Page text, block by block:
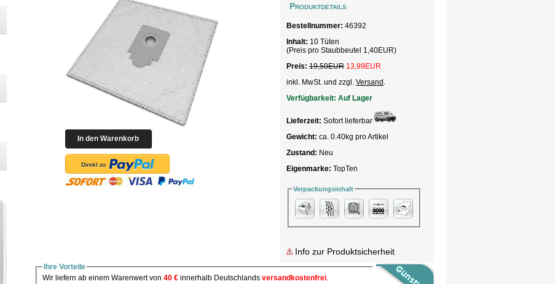
Produktdetails
Bestellnummer: 46392
Inhalt: 10 Tüten
(Preis pro Staubbeutel 1,40EUR)
Preis: 19,50EUR 13,99EUR
inkl. MwSt. und zzgl. Versand
Verfügbarkeit: Auf Lager
Lieferzeit: Sofort lieferbar
Gewicht: ca. 0.40kg pro Artikel
Zustand: Neu
Eigenmarke: TopTen
Verpackungsinhalt
Info zur Produktsicherheit
Ihre Vorteile
Wir liefern ab einem Warenwert von 40 € innerhalb Deutschlands versandkostenfrei